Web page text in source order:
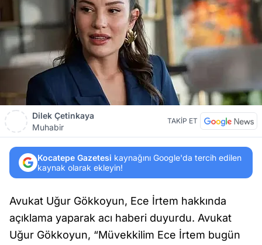
Dilek Çetinkaya
Muhabir
TAKİP ET
Kocatepe Gazetesi kaynağını Google'da tercih edilen
kaynak olarak ekleyin!
Avukat Uğur Gökkoyun, Ece İrtem hakkında
açıklama yaparak acı haberi duyurdu. Avukat
Uğur Gökkoyun, “Müvekkilim Ece İrtem bugün